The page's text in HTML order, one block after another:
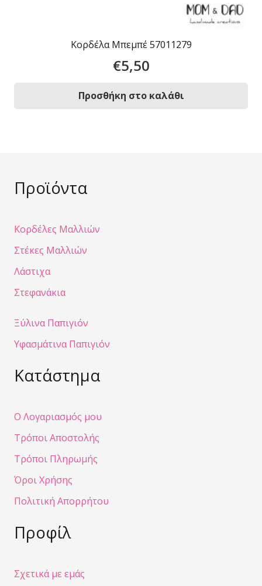
Κορδέλα Μπεμπέ 57011279
€5,50
Προσθήκη στο καλάθι
Προϊόντα
Κορδέλες Μαλλιών
Στέκες Μαλλιών
Λάστιχα
Στεφανάκια
Ξύλινα Παπιγιόν
Υφασμάτινα Παπιγιόν
Κατάστημα
Ο Λογαριασμός μου
Τρόποι Αποστολής
Τρόποι Πληρωμής
Όροι Χρήσης
Πολιτική Απορρήτου
Προφίλ
Σχετικά με εμάς